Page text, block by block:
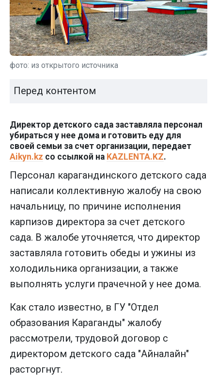
фото: из открытого источника
Перед контентом
Директор детского сада заставляла персонал
убираться у нее дома и готовить еду для
своей семьи за счет организации, передает
Aikyn.kz со ссылкой на KAZLENTA.KZ.
Персонал карагандинского детского сада
написали коллективную жалобу на свою
начальницу, по причине исполнения
карпизов директора за счет детского
сада. В жалобе уточняется, что директор
заставляла готовить обеды и ужины из
холодильника организации, а также
выполнять услуги прачечной у нее дома.
Как стало известно, в ГУ "Отдел
образования Караганды" жалобу
рассмотрели, трудовой договор с
директором детского сада "Айналайн"
расторгнут.